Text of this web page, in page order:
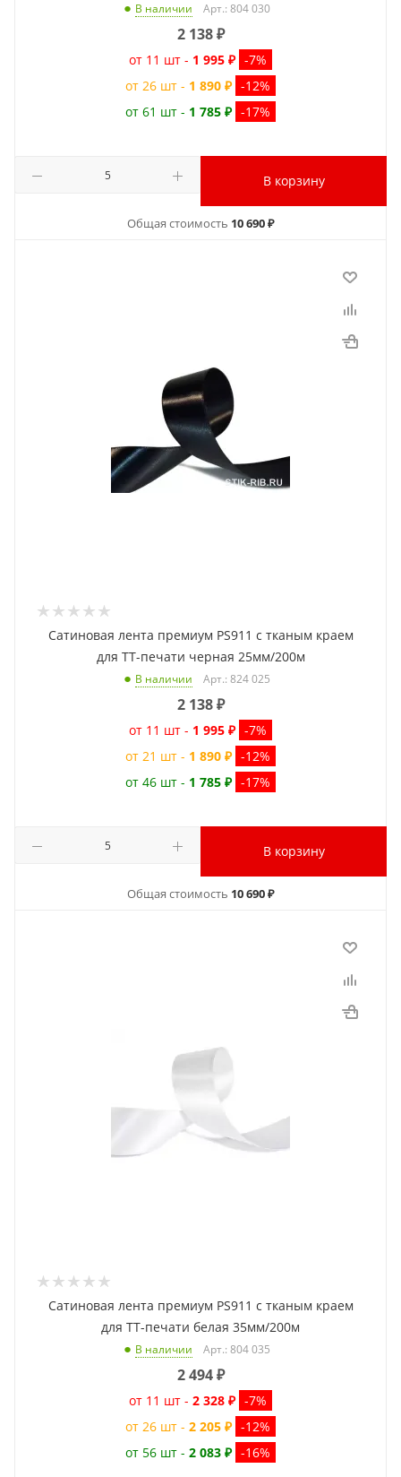
В наличии Арт.: 804 030
2 138₽
от 11 шт - 1 995 ₽ -7%
от 26 шт - 1 890 ₽ -12%
от 61 шт - 1 785 ₽ -17%
В корзину
Общая стоимость 10 690 ₽
Сатиновая лента премиум PS911 с тканым краем
для ТТ-печати черная 25мм/200м
В наличии Арт.: 824 025
2 138₽
от 11 шт - 1 995 ₽ -7%
от 21 шт - 1 890 ₽ -12%
от 46 шт - 1 785 ₽ -17%
В корзину
Общая стоимость 10 690 ₽
Сатиновая лента премиум PS911 с тканым краем
для ТТ-печати белая 35мм/200м
В наличии Арт.: 804 035
2 494₽
от 11 шт - 2 328 ₽ -7%
от 26 шт - 2 205 ₽ -12%
от 56 шт - 2 083 ₽ -16%